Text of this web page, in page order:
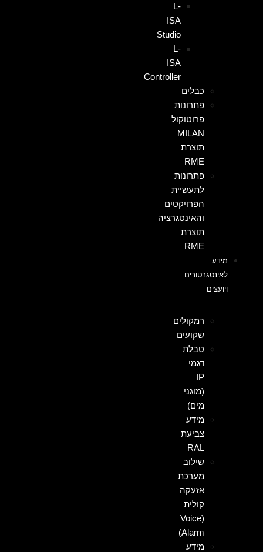
L-
ISA
Studio
L-
ISA
Controller
כבלים
פתרונות
פרוטוקול
MILAN
תוצרת
RME
פתרונות
לתעשיית
הפרויקטים
והאינטגרציה
תוצרת
RME
מידע
לאינטגרטורים
ויועצים
רמקולים
שקועים
טבלת
דגמי
IP
(מוגני
מים)
מידע
צביעת
RAL
שילוב
מערכת
אזעקה
קולית
(Voice
Alarm)
מידע